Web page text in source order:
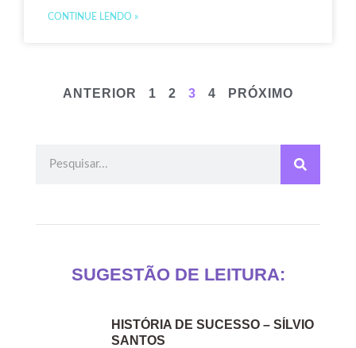
CONTINUE LENDO »
ANTERIOR 1 2 3 4 PRÓXIMO
SUGESTÃO DE LEITURA:
HISTÓRIA DE SUCESSO – SÍLVIO
SANTOS